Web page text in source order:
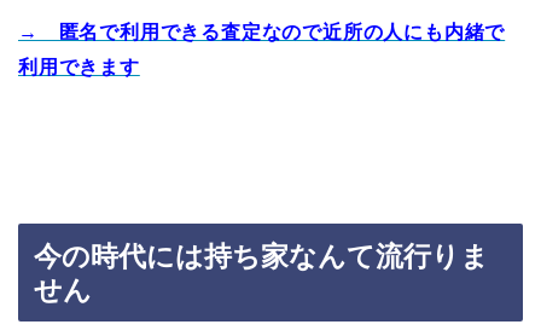
→ 匿名で利用できる査定なので近所の人にも内緒で
利用できます
今の時代には持ち家なんて流行りま
せん